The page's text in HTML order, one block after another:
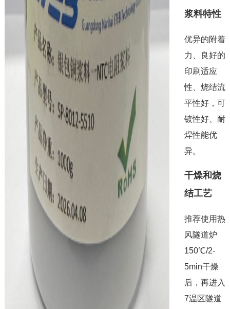
浆料特性
优异的附着
力、良好的
印刷适应
性、烧结流
平性好，可
镀性好、耐
焊性能优
异。
干燥和烧
结工艺
推荐使用热
风隧道炉
150℃/2-
5min干燥
后，再进入
7温区隧道